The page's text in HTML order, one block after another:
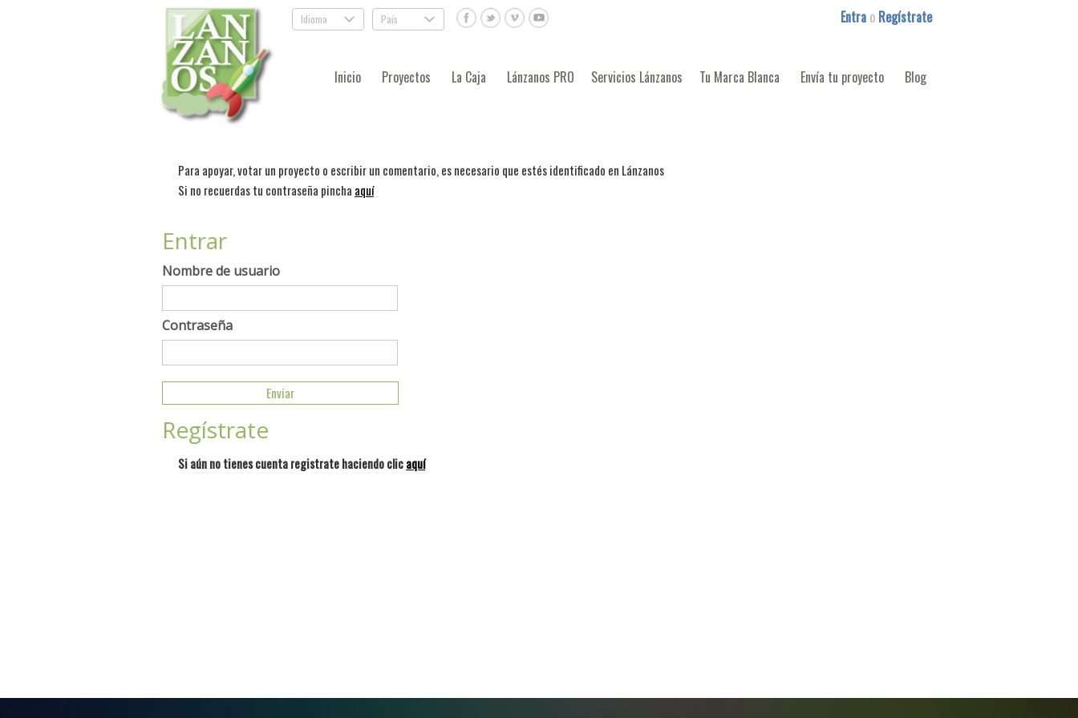
Idioma . País . Entra o Regístrate
Inicio Proyectos La Caja Lánzanos PRO Servicios Lánzanos Tu Marca Blanca Envía tu proyecto Blog
Para apoyar, votar un proyecto o escribir un comentario, es necesario que estés identificado en Lánzanos
Si no recuerdas tu contraseña pincha aquí
Entrar
Nombre de usuario
Contraseña
Regístrate
Si aún no tienes cuenta registrate haciendo clicaquí